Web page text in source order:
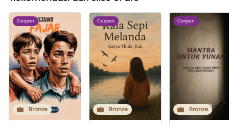
Cerpen
Bronze
Cerpen
Bronze
Cerpen
Bronze